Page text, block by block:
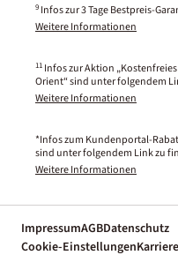
9 Infos zur 3 Tage Bestpreis-
Weitere Informationen
11 Infos zur Aktion
Orient“ sind unter folgendem
Weitere Informationen
*Infos zum Kundenportal-
sind unter folgendem Link zu
Weitere Informationen
ImpressumAGBDatenschutz
Cookie-EinstellungenKarriere